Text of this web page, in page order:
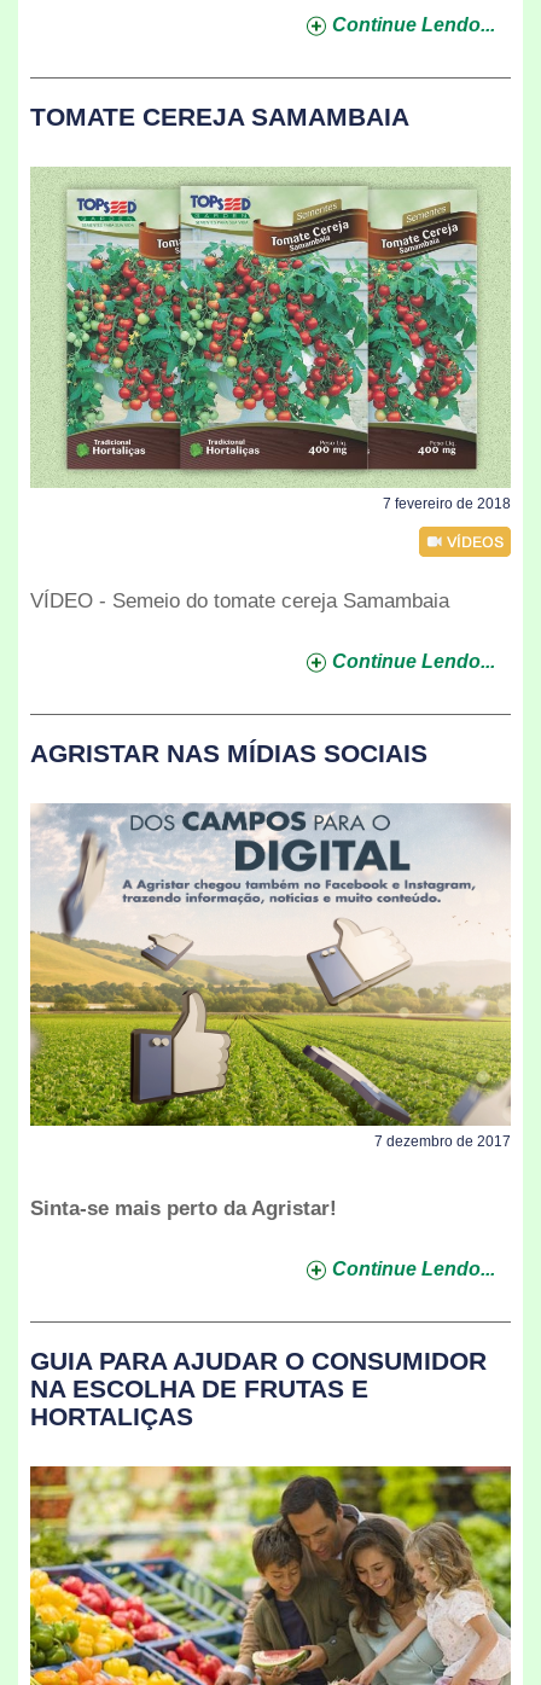
Continue Lendo...
TOMATE CEREJA SAMAMBAIA
7 fevereiro de 2018
VÍDEO - Semeio do tomate cereja Samambaia
Continue Lendo...
AGRISTAR NAS MÍDIAS SOCIAIS
7 dezembro de 2017
Sinta-se mais perto da Agristar!
Continue Lendo...
GUIA PARA AJUDAR O CONSUMIDOR
NA ESCOLHA DE FRUTAS E
HORTALIÇAS